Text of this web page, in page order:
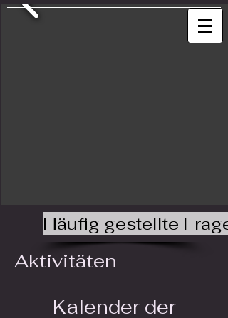
Häufig gestellte
Aktivitäten
Kalender der